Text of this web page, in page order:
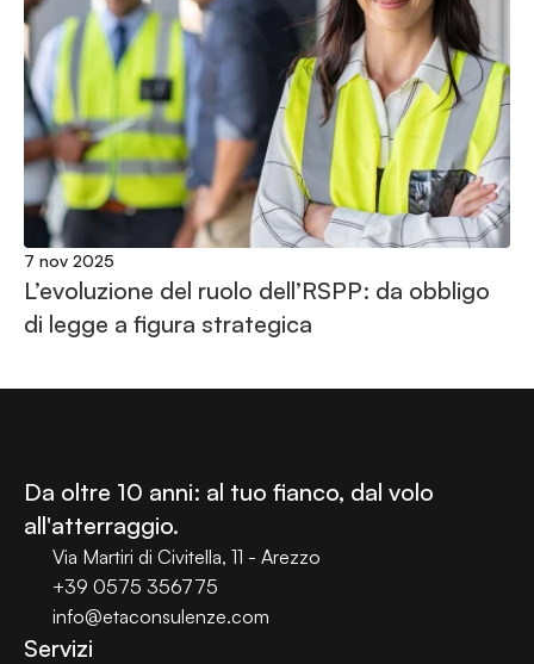
7 nov 2025
L’evoluzione del ruolo dell’RSPP: da obbligo
di legge a figura strategica
Da oltre 10 anni: al tuo fianco, dal volo
all'atterraggio.
Via Martiri di Civitella, 11 - Arezzo
+39 0575 356775
info@etaconsulenze.com
Servizi